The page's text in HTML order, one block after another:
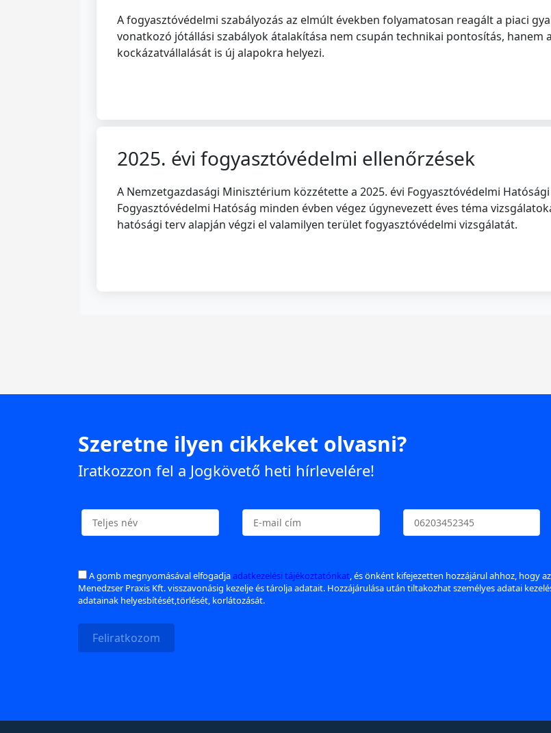
A fogyasztóvédelmi szabályozás az elmúlt években folyamatosan reagált a piaci
vonatkozó jótállási szabályok átalakítása nem csupán technikai pontosítás, hanem
kockázatvállalását is új alapokra helyezi.
2025. évi fogyasztóvédelmi ellenőrzések
A Nemzetgazdasági Minisztérium közzétette a 2025. évi Fogyasztóvédelmi
Fogyasztóvédelmi Hatóság minden évben végez úgynevezett éves téma
hatósági terv alapján végzi el valamilyen terület fogyasztóvédelmi vizsgálatát.
Szeretne ilyen cikkeket olvasni?
Iratkozzon fel a Jogkövető heti hírlevelére!
A gomb megnyomásával elfogadjaadatkezelési tájékoztatónkat, és önként kifejezetten hozzájárul ahhoz, hogy
Menedzser Praxis Kft. visszavonásig kezelje és tárolja adatait. Hozzájárulása után tiltakozhat személyes adatai
adatainak helyesbítését,törlését, korlátozását.
Feliratkozom